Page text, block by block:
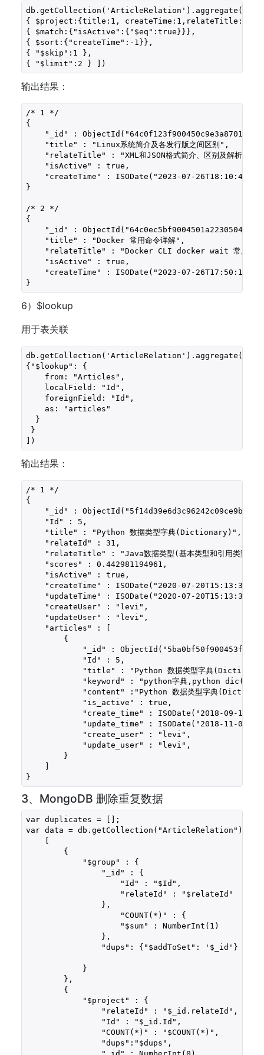
db.getCollection('ArticleRelation').aggregate([
{ $project:{title:1,
{ $match:{"isActive":{"$eq":true}}},
{ $sort:{"createTime":-1}},
{ "$skip":1 },
{ "$limit":2 } ])
输出结果：
/* 1 */
{
    "_id" : ObjectId("64c0f123f900450c9e3a8701"),
    "title" : "Linux系统简介及各发行版之间区别",
    "relateTitle" : "XML和JSON格式简介、区别及解析",
    "isActive" : true,
"createTime" : ISODate("2023-07-
}
/* 2 */
{
    "_id" : ObjectId("64c0ec5bf9004501a2230504"),
    "title" : "Docker 常用命令详解",
"relateTitle" : "Docker CLI docker wait 常用命
    "isActive" : true,
"createTime" : ISODate("2023-07-
}
6）$lookup
用于表关联
db.getCollection('ArticleRelation').aggregate([
{"$lookup": {
    from: "Articles",
    localField: "Id",
    foreignField: "Id",
    as: "articles"
  }
}
])
输出结果：
/* 1 */
{
    "_id" : ObjectId("5f14d39e6d3c96242c09ce9b"),
    "Id" : 5,
    "title" : "Python 数据类型字典(Dictionary)",
    "relateId" : 31,
    "relateTitle" : "Java数据类型(基本类型和引用类型)",
    "scores" : 0.442981194961,
    "isActive" : true,
"createTime" : ISODate("2020-07-
"updateTime" : ISODate("2020-07-
    "createUser" : "levi",
    "updateUser" : "levi",
    "articles" : [
        {
"_id" :
            "Id" : 5,
"title" : "Python 数据类型字典
"keyword" : "python字典,python
"content" :"Python 数据类型字典
            "is_active" : true,
"create_time" : ISODate("2018-09-
"update_time" : ISODate("2018-11-
            "create_user" : "levi",
            "update_user" : "levi",
        }
    ]
3、MongoDB 删除重复数据
var duplicates = [];
var data =
[
{
"$group" : {
"_id" : {
"Id" : "$Id",
"relateId" : "$relateId"
},
"COUNT(*)" : {
"$sum" : NumberInt(1)
},
"dups": {"$addToSet": '$_id'}
}
},
{
"$project" : {
"relateId" : "$_id.relateId",
"Id" : "$_id.Id",
"COUNT(*)" : "$COUNT(*)",
"dups":"$dups",
"_id" : NumberInt(0)